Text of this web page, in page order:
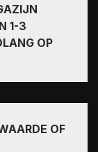
1-3
OP
OF